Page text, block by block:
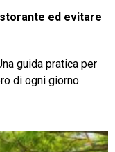
ed evitare
guida pratica per
di ogni giorno.